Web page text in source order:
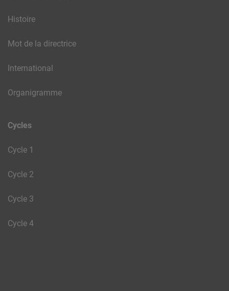
Histoire
Mot de la directrice
International
Organigramme
Cycles
Cycle 1
Cycle 2
Cycle 3
Cycle 4